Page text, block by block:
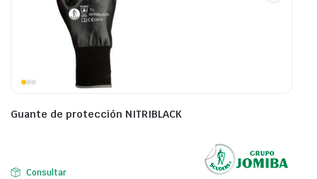
Guante de protección NITRIBLACK
Consultar